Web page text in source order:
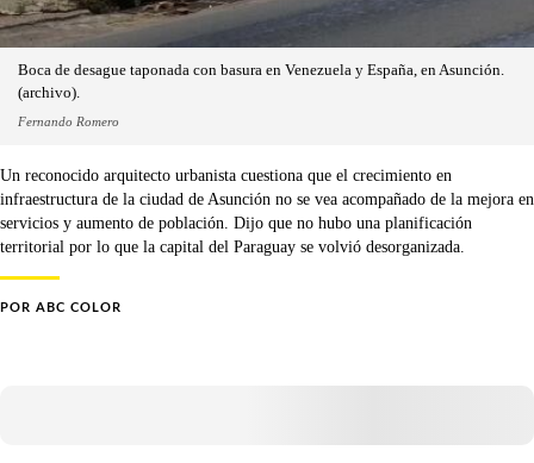
Boca de desague taponada con basura en Venezuela y España, en Asunción.
(archivo).
Fernando Romero
Un reconocido arquitecto urbanista cuestiona que el crecimiento en
infraestructura de la ciudad de Asunción no se vea acompañado de la mejora en
servicios y aumento de población. Dijo que no hubo una planificación
territorial por lo que la capital del Paraguay se volvió desorganizada.
POR ABC COLOR